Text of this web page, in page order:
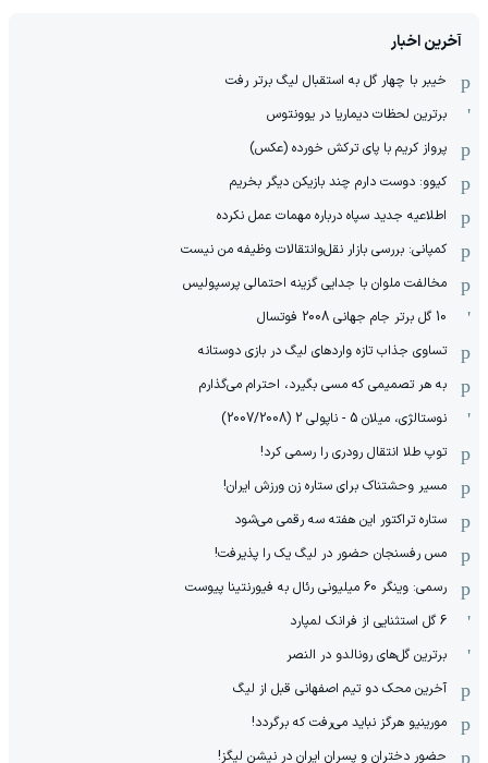
آخرین اخبار
خیبر با چهار گل به استقبال لیگ برتر رفت
برترین لحظات دیماریا در یوونتوس
پرواز کریم با پای ترکش خورده (عکس)
کیوو: دوست دارم چند بازیکن دیگر بخریم
اطلاعیه جدید سپاه درباره مهمات عمل نکرده
کمپانی: بررسی بازار نقل‌وانتقالات وظیفه من نیست
مخالفت ملوان با جدایی گزینه احتمالی پرسپولیس
10 گل برتر جام جهانی 2008 فوتسال
تساوی جذاب تازه واردهای لیگ در بازی دوستانه
به هر تصمیمی که مسی بگیرد، احترام می‌گذارم
نوستالژی، میلان 5 - ناپولی 2 (2007/2008)
توپ طلا انتقال رودری را رسمی کرد!
مسیر وحشتناک برای ستاره زن ورزش ایران!
ستاره تراکتور این هفته سه رقمی می‌شود
مس رفسنجان حضور در لیگ یک را پذیرفت!
رسمی: وینگر 60 میلیونی رئال به فیورنتینا پیوست
6 گل استثنایی از فرانک لمپارد
برترین گل‌های رونالدو در النصر
آخرین محک دو تیم اصفهانی قبل از لیگ
مورینیو هرگز نباید می‌رفت که برگردد!
حضور دختران و پسران ایران در نیشن لیگز!